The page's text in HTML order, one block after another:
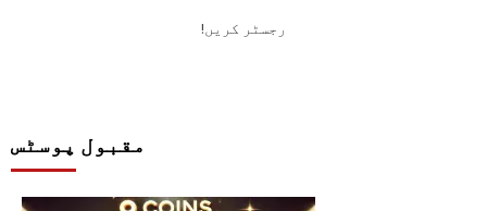
!رجسٹر کریں
مقبول پوسٹس